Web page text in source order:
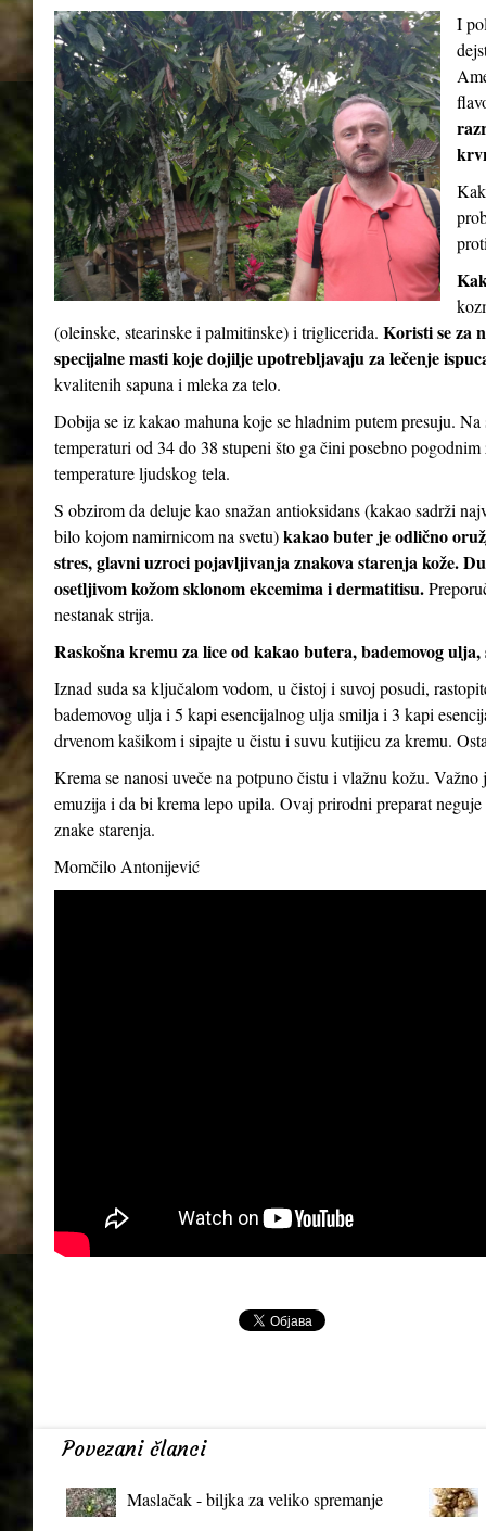
I
(oleinske, stearinske i palmitinske) i triglicerida. Koristi se za
specijalne masti koje dojilje upotrebljavaju za lečenje
kvalitenih sapuna i mleka za telo.
Dobija se iz kakao mahuna koje se hladnim putem presuju.
temperaturi od 34 do 38 stupeni što ga čini posebno
temperature ljudskog tela.
S obzirom da deluje kao snažan antioksidans (kakao sadrži
bilo kojom namirnicom na svetu)kakao buter je odlično
stres, glavni uzroci pojavljivanja znakova starenja kože.
osetljivom kožom sklonom ekcemima i dermatitisu.
nestanak strija.
Raskošna kremu za lice od kakao butera, bademovog
Iznad suda sa ključalom vodom, u čistoj i suvoj posudi,
bademovog ulja i 5 kapi esencijalnog ulja smilja i 3 kapi
drvenom kašikom i sipajte u čistu i suvu kutijicu za kremu.
Krema se nanosi uveče na potpuno čistu i vlažnu kožu.
emuzija i da bi krema lepo upila. Ovaj prirodni preparat
znake starenja.
Momčilo Antonijević
Povezani članci
Maslačak - biljka za veliko spremanje